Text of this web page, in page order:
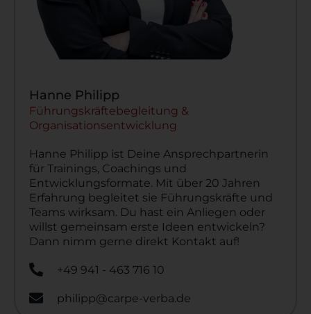
Hanne Philipp
Führungskräftebegleitung &
Organisationsentwicklung
Hanne Philipp ist Deine Ansprechpartnerin
für Trainings, Coachings und
Entwicklungsformate. Mit über 20 Jahren
Erfahrung begleitet sie Führungskräfte und
Teams wirksam. Du hast ein Anliegen oder
willst gemeinsam erste Ideen entwickeln?
Dann nimm gerne direkt Kontakt auf!
+49 941 - 463 716 10
philipp@carpe-verba.de